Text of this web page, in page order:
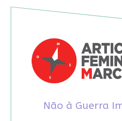
Não à Guerra